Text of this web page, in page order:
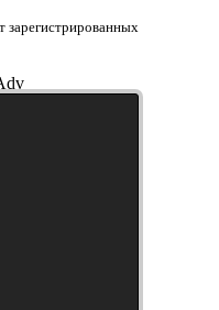
зарегистрированных